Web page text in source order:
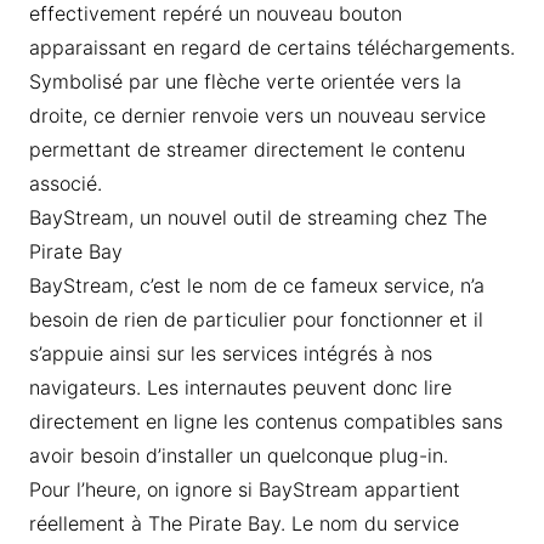
effectivement repéré un nouveau bouton
apparaissant en regard de certains téléchargements.
Symbolisé par une flèche verte orientée vers la
droite, ce dernier renvoie vers un nouveau service
permettant de streamer directement le contenu
associé.
BayStream, un nouvel outil de streaming chez The
Pirate Bay
BayStream, c’est le nom de ce fameux service, n’a
besoin de rien de particulier pour fonctionner et il
s’appuie ainsi sur les services intégrés à nos
navigateurs. Les internautes peuvent donc lire
directement en ligne les contenus compatibles sans
avoir besoin d’installer un quelconque plug-in.
Pour l’heure, on ignore si BayStream appartient
réellement à The Pirate Bay. Le nom du service